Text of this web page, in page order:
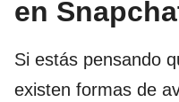
en
Si estás pensando
existen formas de